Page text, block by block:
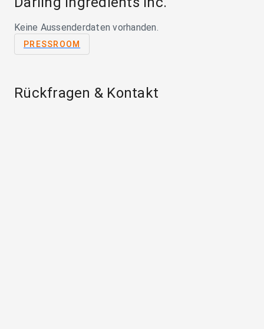
Keine Aussenderdaten vorhanden.
PRESSROOM
Rückfragen & Kontakt